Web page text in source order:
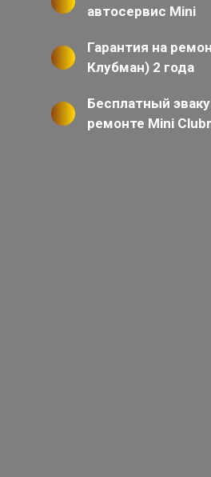
автосервис Mini
Гарантия на
Клубман) 2 года
Бесплатный
ремонте Mini